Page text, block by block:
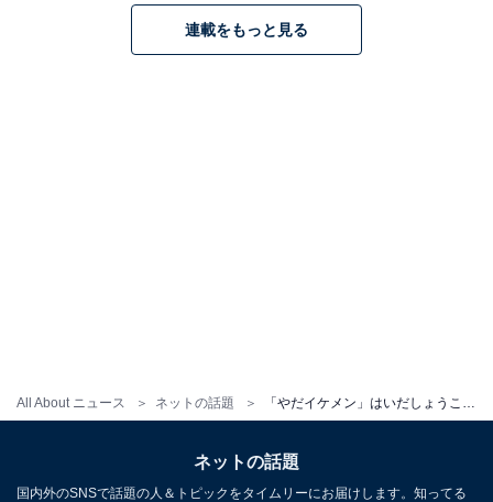
All About ニュース ネットの話題
連載をもっと見る
ネットの話題
国内外のSNSで話題の人＆トピックをタイムリーにお届けします。知ってる